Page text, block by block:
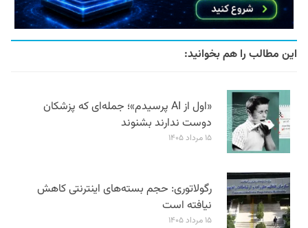
این مطالب را هم بخوانید:
«اول از AI پرسیدم»؛ جمله‌ای که پزشکان
دوست ندارند بشنوند
۱۵ مرداد ۱۴۰۵
رگولاتوری: حجم بسته‌های اینترنتی کاهش
نیافته است
۱۵ مرداد ۱۴۰۵